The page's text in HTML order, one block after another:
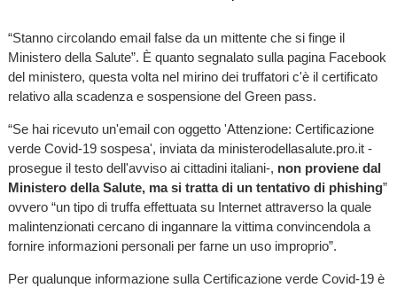
“Stanno circolando email false da un mittente che si finge il
Ministero della Salute”. È quanto segnalato sulla pagina Facebook
del ministero, questa volta nel mirino dei truffatori c'è il certificato
relativo alla scadenza e sospensione del Green pass.
“Se hai ricevuto un'email con oggetto 'Attenzione: Certificazione
verde Covid-19 sospesa', inviata da ministerodellasalute.pro.it -
prosegue il testo dell'avviso ai cittadini italiani-, non proviene dal
Ministero della Salute, ma si tratta di un tentativo di phishing”
ovvero “un tipo di truffa effettuata su Internet attraverso la quale
malintenzionati cercano di ingannare la vittima convincendola a
fornire informazioni personali per farne un uso improprio”.
Per qualunque informazione sulla Certificazione verde Covid-19 è